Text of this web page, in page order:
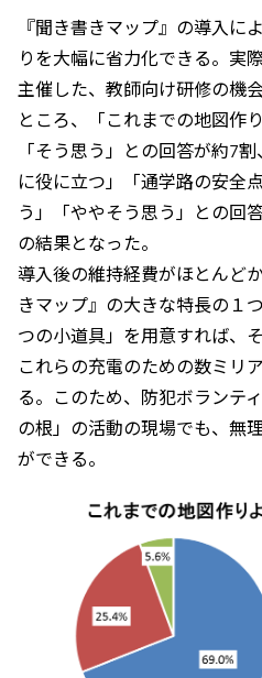
『聞き書きマップ』の導入に
りを大幅に省力化できる。実
主催した、教師向け研修の機
ところ、「これまでの地図作
「そう思う」との回答が約7
に役に立つ」「通学路の安全
う」「ややそう思う」との回
の結果となった。
導入後の維持経費がほとんど
きマップ』の大きな特長の１
つの小道具」を用意すれば、
これらの充電のための数ミリ
る。このため、防犯ボランテ
の根」の活動の現場でも、無
ができる。